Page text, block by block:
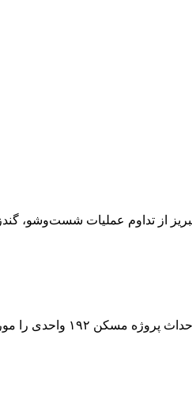
تداوم عملیات شست‌وشو،